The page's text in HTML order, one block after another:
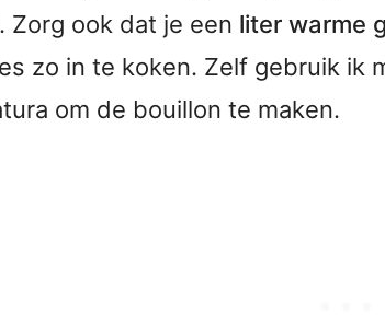
Zorg ook dat je een liter warme
zo in te koken. Zelf gebruik ik
om de bouillon te maken.